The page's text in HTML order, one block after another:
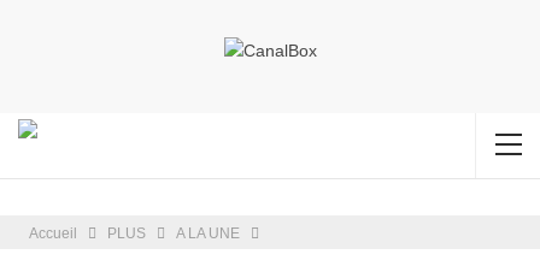
Accueil PLUS A LA UNE